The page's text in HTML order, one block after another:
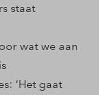
staat
wat we aan
‘Het gaat